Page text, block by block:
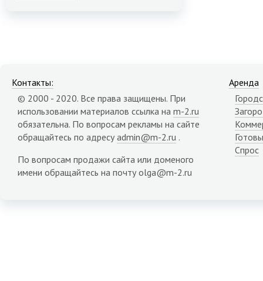
Контакты:
© 2000 - 2020. Все права защищены. При
использовании материалов ссылка на m-2.ru
обязательна. По вопросам рекламы на сайте
обращайтесь по адресу admin@m-2.ru .
По вопросам продажи сайта или доменого
имени обращайтесь на почту olga@m-2.ru
Аренда
Спрос